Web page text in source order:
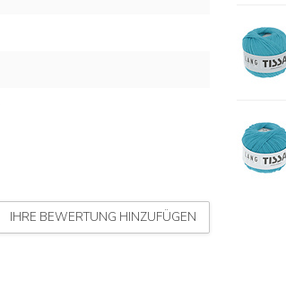
IHRE BEWERTUNG HINZUFÜGEN